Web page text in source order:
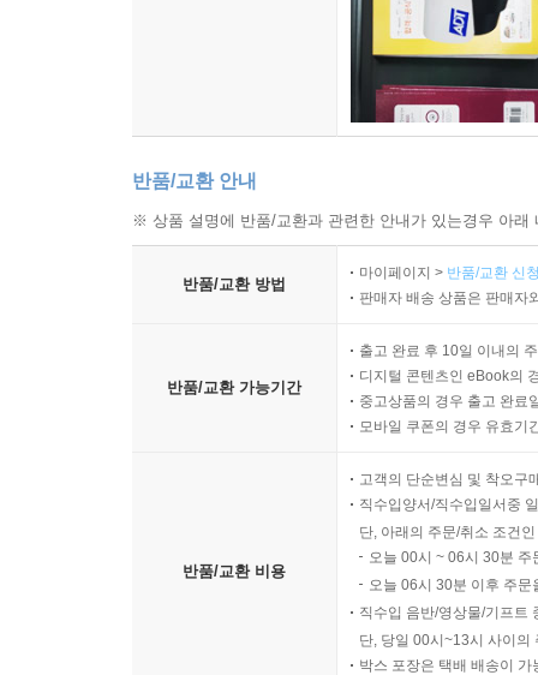
반품/교환 안내
※ 상품 설명에 반품/교환과 관련한 안내가 있는경우 아
반품/교환 방법
마이페이지 > 반품/교환 신
판매자 배송 상품은 판매자
반품/교환 가능기간
출고 완료 후 10일 이내의
디지털 콘텐츠인 eBook의
중고상품의 경우 출고 완료
모바일 쿠폰의 경우 유효기
반품/교환 비용
고객의 단순변심 및 착오구
직수입양서/직수입일서중
단, 아래의 주문/취소 조건
오늘 00시 ~ 06시 30분
오늘 06시 30분 이후 주
직수입 음반/영상물/기프트
단, 당일 00시~13시 사이의
박스 포장은 택배 배송이